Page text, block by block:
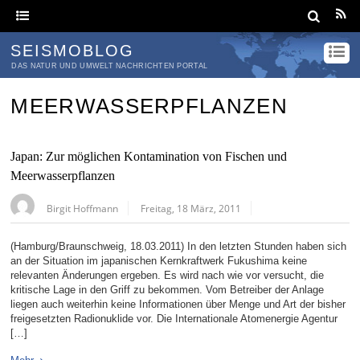
SEISMOBLOG
DAS NATUR UND UMWELT NACHRICHTEN PORTAL
MEERWASSERPFLANZEN
Japan: Zur möglichen Kontamination von Fischen und
Meerwasserpflanzen
Birgit Hoffmann Freitag, 18 März, 2011
(Hamburg/Braunschweig, 18.03.2011) In den letzten Stunden haben sich
an der Situation im japanischen Kernkraftwerk Fukushima keine
relevanten Änderungen ergeben. Es wird nach wie vor versucht, die
kritische Lage in den Griff zu bekommen. Vom Betreiber der Anlage
liegen auch weiterhin keine Informationen über Menge und Art der bisher
freigesetzten Radionuklide vor. Die Internationale Atomenergie Agentur
[…]